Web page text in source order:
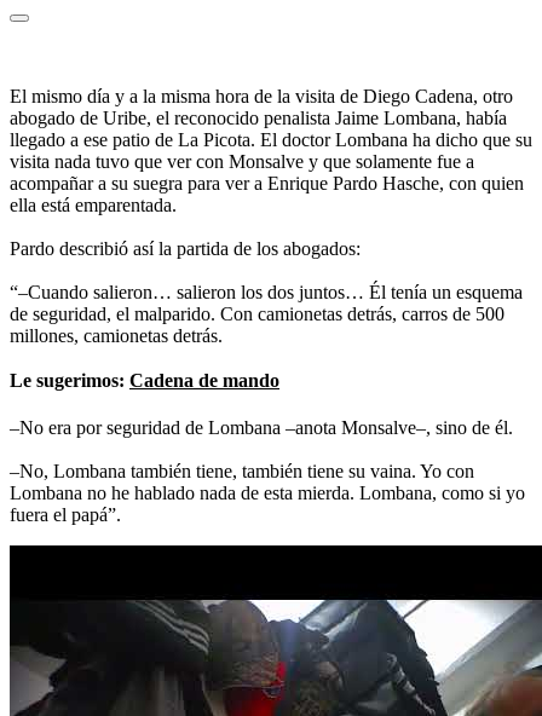
El mismo día y a la misma hora de la visita de Diego Cadena, otro
abogado de Uribe, el reconocido penalista Jaime Lombana, había
llegado a ese patio de La Picota. El doctor Lombana ha dicho que su
visita nada tuvo que ver con Monsalve y que solamente fue a
acompañar a su suegra para ver a Enrique Pardo Hasche, con quien
ella está emparentada.
Pardo describió así la partida de los abogados:
“–Cuando salieron… salieron los dos juntos… Él tenía un esquema
de seguridad, el malparido. Con camionetas detrás, carros de 500
millones, camionetas detrás.
Le sugerimos: Cadena de mando
–No era por seguridad de Lombana –anota Monsalve–, sino de él.
–No, Lombana también tiene, también tiene su vaina. Yo con
Lombana no he hablado nada de esta mierda. Lombana, como si yo
fuera el papá”.